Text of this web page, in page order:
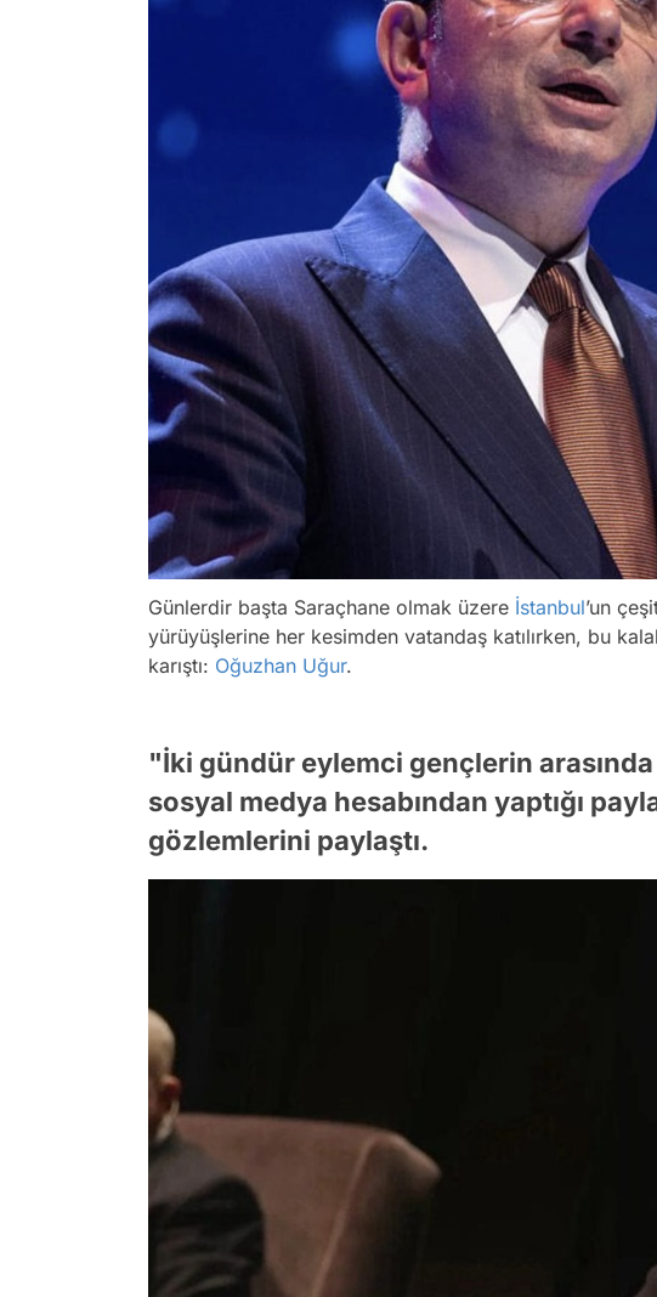
Günlerdir başta Saraçhane olmak üzere İstanbul’un
yürüyüşlerine her kesimden vatandaş katılırken, bu
karıştı: Oğuzhan Uğur.
"İki gündür eylemci gençlerin
sosyal medya hesabından yaptığı
gözlemlerini paylaştı.